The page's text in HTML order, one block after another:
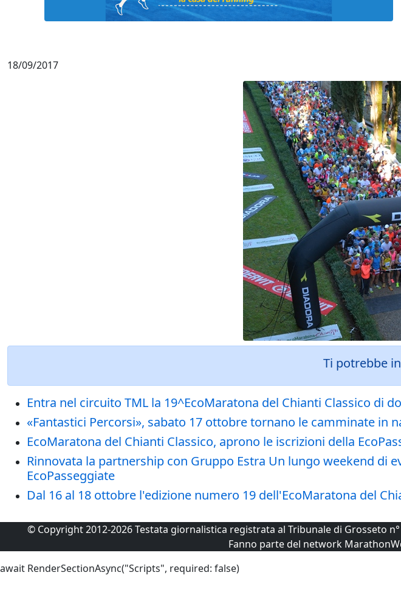
18/09/2017
Ti potrebbe
Entra nel circuito TML la 19^EcoMaratona del Chianti Classico di
«Fantastici Percorsi», sabato 17 ottobre tornano le camminate in
EcoMaratona del Chianti Classico, aprono le iscrizioni della
Rinnovata la partnership con Gruppo Estra Un lungo weekend di
EcoPasseggiate
Dal 16 al 18 ottobre l'edizione numero 19 dell'EcoMaratona del
© Copyright 2012-2026 Testata giornalistica registrata al Tribunale di Grosseto
Fanno parte del network
await RenderSectionAsync("Scripts", required: false)